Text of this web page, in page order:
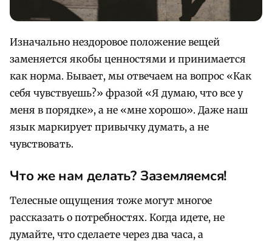
Изначально нездоровое положение вещей
заменяется якобы ценностями и принимается
как норма. Бывает, мы отвечаем на вопрос «Как
себя чувствуешь?» фразой «Я думаю, что все у
меня в порядке», а не «мне хорошо». Даже наш
язык маркирует привычку думать, а не
чувствовать.
Что же нам делать? Заземляемся!
Телесные ощущения тоже могут многое
рассказать о потребностях. Когда идете, не
думайте, что сделаете через два часа, а